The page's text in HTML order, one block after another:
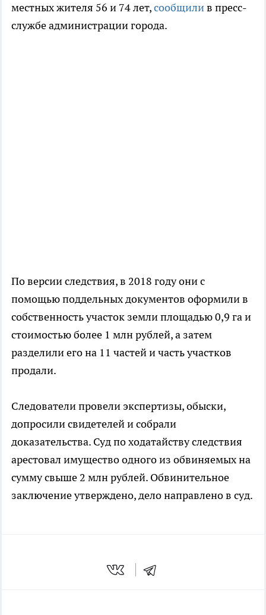
местных жителя 56 и 74 лет,сообщилив пресс-
службе администрации города.
По версии следствия, в 2018 году они с
помощью поддельных документов оформили в
собственность участок земли площадью 0,9 га и
стоимостью более 1 млн рублей, а затем
разделили его на 11 частей и часть участков
продали.
Следователи провели экспертизы, обыски,
допросили свидетелей и собрали
доказательства. Суд по ходатайству следствия
арестовал имущество одного из обвиняемых на
сумму свыше 2 млн рублей. Обвинительное
заключение утверждено, дело направлено в суд.